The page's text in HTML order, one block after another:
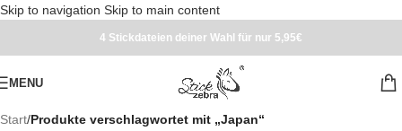
Skip to navigation Skip to main content
4 Stickdateien deiner Wahl für nur 5,95€
MENU
Start/Produkte verschlagwortet mit „Japan“